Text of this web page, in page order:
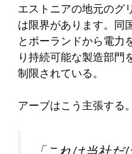
エストニアの地元のグ
は限界があります。同
とポーランドから電力
り持続可能な製造部門
制限されている。
アーブはこう主張する。